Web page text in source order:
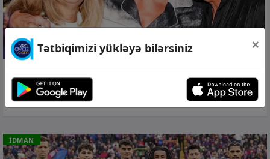
08 avq 2026, 15:17
Messinin atası vəfat edib
İDMAN
Tətbiqimizi yükləyə bilərsiniz ×